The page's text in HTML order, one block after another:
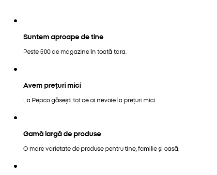
Suntem aproape de tine
Peste 500 de magazine în toată țara.
Avem prețuri mici
La Pepco găsești tot ce ai nevoie la prețuri mici.
Gamă largă de produse
O mare varietate de produse pentru tine, familie și casă.